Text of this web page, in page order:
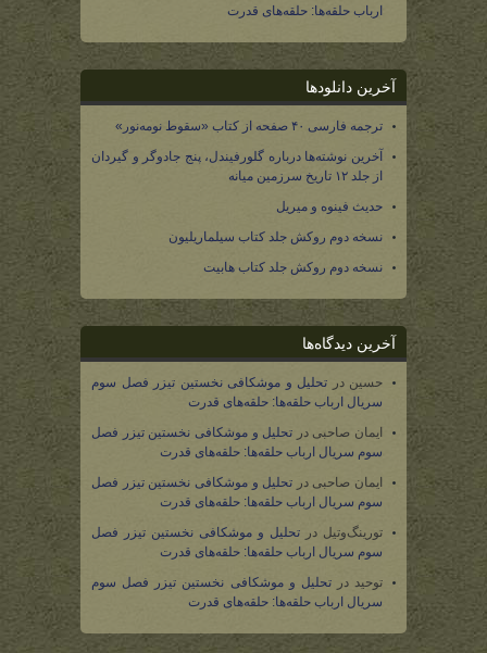
ارباب حلقه‌ها: حلقه‌های قدرت
آخرین دانلودها
ترجمه فارسی ۴۰ صفحه از کتاب «سقوط نومه‌نور»
آخرین نوشته‌ها درباره گلورفیندل، پنج جادوگر و گیردان
از جلد ۱۲ تاریخ سرزمین میانه
حدیث فینوه و میریل
نسخه دوم روکش جلد کتاب سیلماریلیون
نسخه دوم روکش جلد کتاب هابیت
آخرین دیدگاه‌ها
حسین در تحلیل و موشکافی نخستین تیزر فصل سوم
سریال ارباب حلقه‌ها: حلقه‌های قدرت
ایمان صاحبی در تحلیل و موشکافی نخستین تیزر فصل
سوم سریال ارباب حلقه‌ها: حلقه‌های قدرت
ایمان صاحبی در تحلیل و موشکافی نخستین تیزر فصل
سوم سریال ارباب حلقه‌ها: حلقه‌های قدرت
تورینگ‌وتیل در تحلیل و موشکافی نخستین تیزر فصل
سوم سریال ارباب حلقه‌ها: حلقه‌های قدرت
توحید درتحلیل و موشکافی نخستین تیزر فصل سوم
سریال ارباب حلقه‌ها: حلقه‌های قدرت